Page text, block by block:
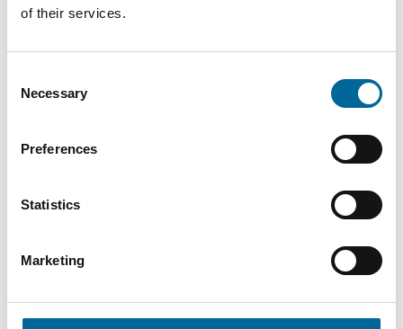
of their services.
Selection
Necessary
Preferences
Statistics
Marketing
5G16
kg/km
En.pdf